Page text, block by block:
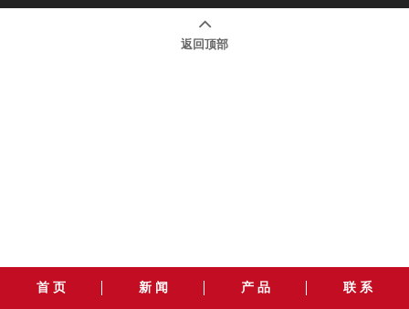
首 页 新 闻 产 品 联 系
返回顶部